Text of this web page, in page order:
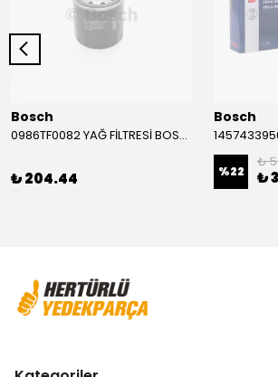
Bosch
0986TF0082 YAĞ FİLTRESİ BOSCH
₺ 204.44
Bosch
%22
₺
₺